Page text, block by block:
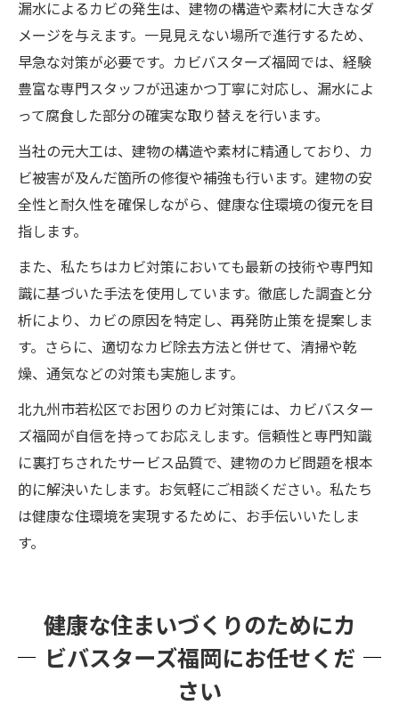
漏水によるカビの発生は、建物の構造や素材に大きなダ
メージを与えます。一見見えない場所で進行するため、
早急な対策が必要です。カビバスターズ福岡では、経験
豊富な専門スタッフが迅速かつ丁寧に対応し、漏水によ
って腐食した部分の確実な取り替えを行います。
当社の元大工は、建物の構造や素材に精通しており、カ
ビ被害が及んだ箇所の修復や補強も行います。建物の安
全性と耐久性を確保しながら、健康な住環境の復元を目
指します。
また、私たちはカビ対策においても最新の技術や専門知
識に基づいた手法を使用しています。徹底した調査と分
析により、カビの原因を特定し、再発防止策を提案しま
す。さらに、適切なカビ除去方法と併せて、清掃や乾
燥、通気などの対策も実施します。
北九州市若松区でお困りのカビ対策には、カビバスター
ズ福岡が自信を持ってお応えします。信頼性と専門知識
に裏打ちされたサービス品質で、建物のカビ問題を根本
的に解決いたします。お気軽にご相談ください。私たち
は健康な住環境を実現するために、お手伝いいたしま
す。
健康な住まいづくりのためにカ
ビバスターズ福岡にお任せくだ
さい